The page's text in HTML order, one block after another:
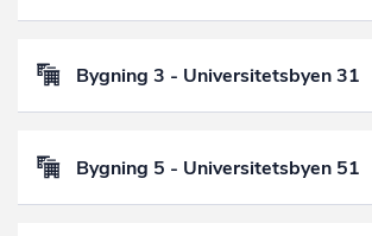
Bygning 3 - Universitetsbyen 31
Bygning 5 - Universitetsbyen 51